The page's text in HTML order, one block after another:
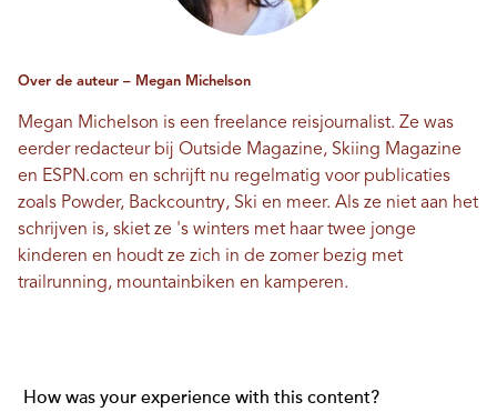
Over de auteur – Megan Michelson
Megan Michelson is een freelance reisjournalist. Ze was
eerder redacteur bij Outside Magazine, Skiing Magazine
en ESPN.com en schrijft nu regelmatig voor publicaties
zoals Powder, Backcountry, Ski en meer. Als ze niet aan het
schrijven is, skiet ze 's winters met haar twee jonge
kinderen en houdt ze zich in de zomer bezig met
trailrunning, mountainbiken en kamperen.